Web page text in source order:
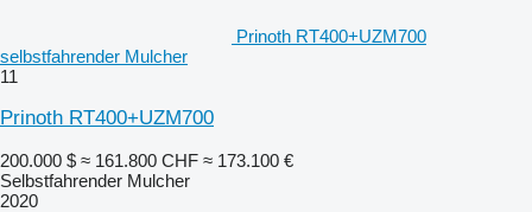
Prinoth RT400+UZM700
selbstfahrender Mulcher
11
Prinoth RT400+UZM700
200.000 $ ≈ 161.800 CHF ≈ 173.100 €
Selbstfahrender Mulcher
2020